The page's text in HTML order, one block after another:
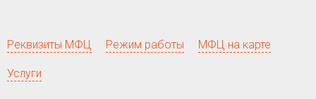
Реквизиты МФЦ Режим работы МФЦ на карте
Услуги